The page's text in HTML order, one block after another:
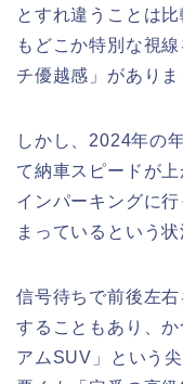
とすれ違うことは
もどこか特別な視
チ優越感」がありま
しかし、2024年の
て納車スピードが
インパーキングに
まっているという
信号待ちで前後左
することもあり、
アムSUV」という